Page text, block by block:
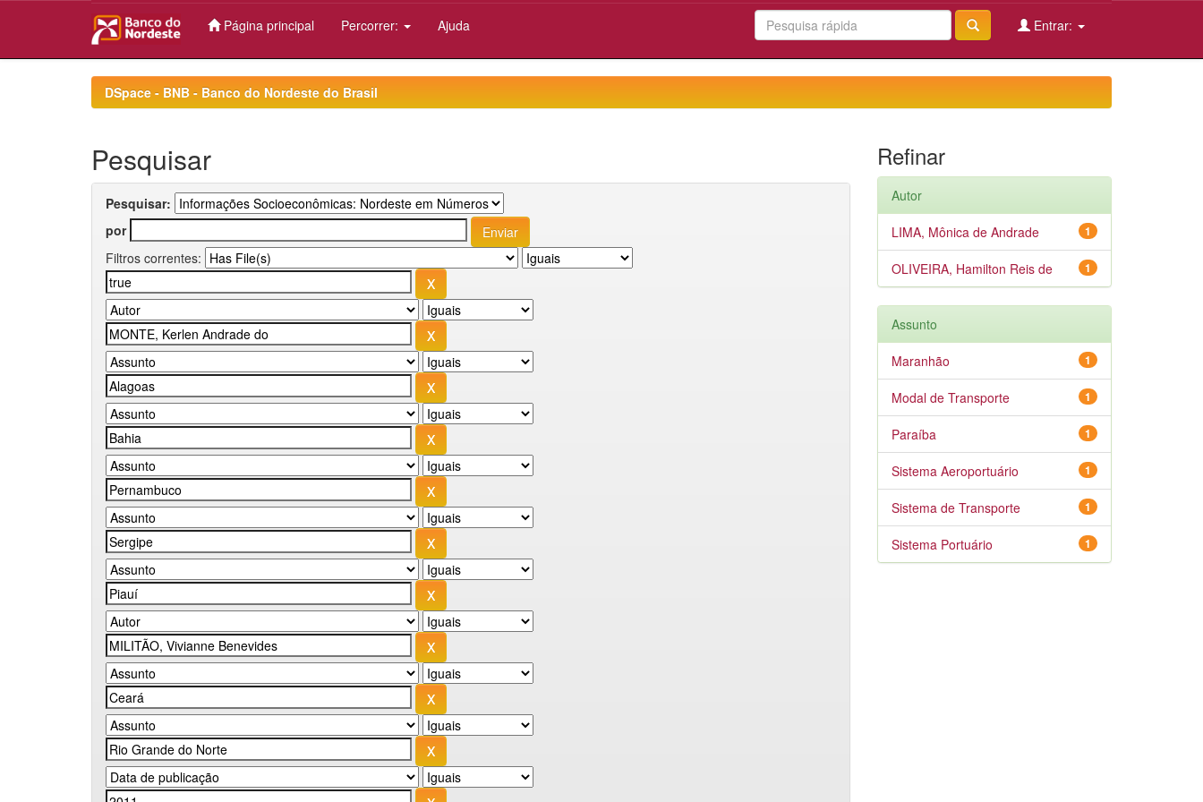
Página principal Percorrer: Ajuda Entrar:
DSpace - BNB - Banco do Nordeste do Brasil
Pesquisar
Pesquisar:
por
Filtros correntes:
Refinar
Autor
1
LIMA, Mônica de Andrade
1
OLIVEIRA, Hamilton Reis de
Assunto
1
Maranhão
1
Modal de Transporte
1
Paraíba
1
Sistema Aeroportuário
1
Sistema de Transporte
1
Sistema Portuário